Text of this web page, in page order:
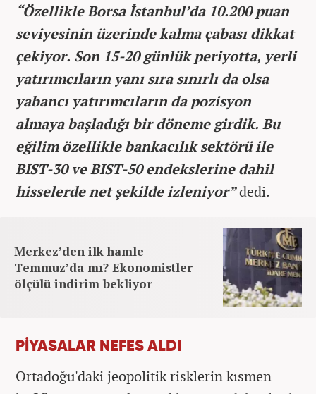
“Özellikle Borsa İstanbul’da 10.200 puan
seviyesinin üzerinde kalma çabası dikkat
çekiyor. Son 15-20 günlük periyotta, yerli
yatırımcıların yanı sıra sınırlı da olsa
yabancı yatırımcıların da pozisyon
almaya başladığı bir döneme girdik. Bu
eğilim özellikle bankacılık sektörü ile
BIST-30 ve BIST-50 endekslerine dahil
hisselerde net şekilde izleniyor”dedi.
Merkez’den ilk hamle
Temmuz’da mı? Ekonomistler
ölçülü indirim bekliyor
PİYASALAR NEFES ALDI
Ortadoğu'daki jeopolitik risklerin kısmen